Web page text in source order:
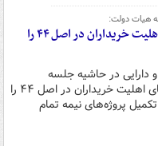
هیات دولت:
دولت فرآیندهای اهلیت خریداران در اصل ۴۴ را
دارایی در حاشیه جلسه
چهارشنبه دولت با بیان اینکه دولت فرآیندهای اهلیت خریداران در اصل ۴۴ را
پروژه‌های نیمه تمام